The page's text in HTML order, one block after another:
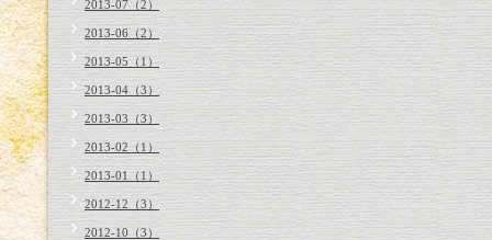
2013-07（2）
2013-06（2）
2013-05（1）
2013-04（3）
2013-03（3）
2013-02（1）
2013-01（1）
2012-12（3）
2012-10（3）